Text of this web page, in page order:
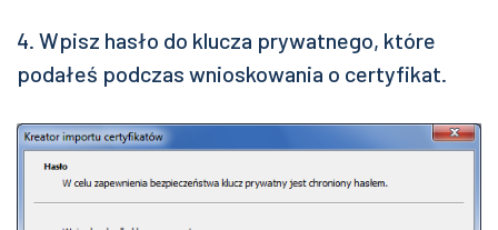
4. Wpisz hasło do klucza prywatnego, które
podałeś podczas wnioskowania o certyfikat.